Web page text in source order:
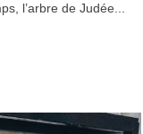
l’arbre de Judée...